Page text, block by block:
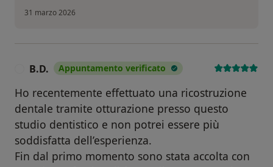
31 marzo 2026
B.D. Appuntamento verificato
Ho recentemente effettuato una ricostruzione
dentale tramite otturazione presso questo
studio dentistico e non potrei essere più
soddisfatta dell’esperienza.
Fin dal primo momento sono stata accolta con